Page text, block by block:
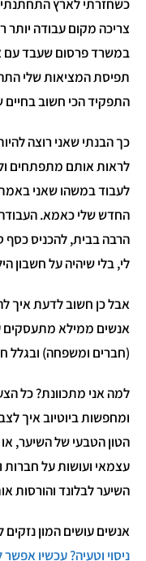
כשחזרתי לארץ התחתנתי
צריכה מקום עבודה
במשרד פרסום שעבד עם
התפקיד הכי חשוב בחיים
כך הבנתי שאני רוצה
לראות אותם מתפתחים
לעבוד במשהו שאני
החדש שלי כאמא.
הרבה בבית, להכניס כסף
לי, בלי שיהיה על חשבון
אבל כן חשוב לדעת איך
אנשים ממילא מתעסקים
(חברים ומשפחה) ובגלל
למה אני מתכוונת? כל
ומחפשות ביוטיוב איך
הטון הטבעי של השיער,
עצמאי ועושות על
השיער לבלונד והורסות
אנשים עושים המון
ניסוי וטעיה? עכשיו